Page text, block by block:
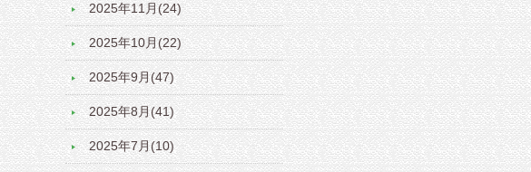
2025年11月(24)
2025年10月(22)
2025年9月(47)
2025年8月(41)
2025年7月(10)